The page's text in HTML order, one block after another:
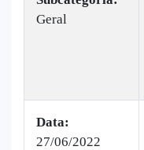
Geral
Data:
27/06/2022